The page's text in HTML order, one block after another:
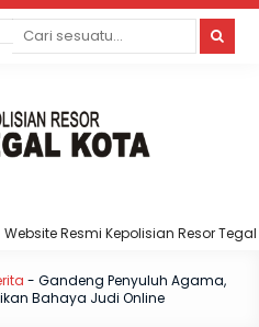
Resmi Kepolisian Resor Tegal
- Gandeng Penyuluh Agama,
Bahaya Judi Online